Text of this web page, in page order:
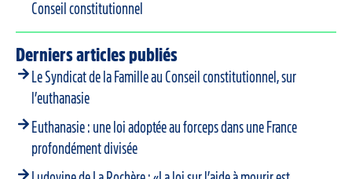
Conseil constitutionnel
Derniers articles publiés
Le Syndicat de la Famille au Conseil constitutionnel, sur
l’euthanasie
Euthanasie : une loi adoptée au forceps dans une France
profondément divisée